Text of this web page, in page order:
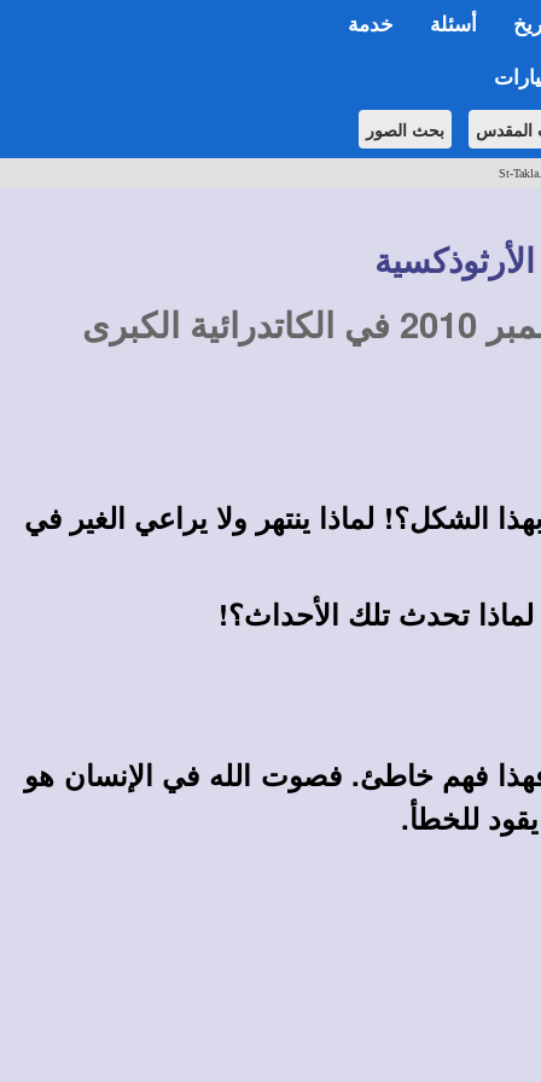
أسئلة خدمة
المقدس بحث الصور
St-
عظات مكتوبة لقداسة البابا شنودة الثالث - التاريخ: عظة الأربعاء 8 ديسمبر 2010 في الكاتدرائية الكبرى
الشكل؟! لماذا ينتهر ولا يراعي الغير في
لماذا تحدث تلك الأحداث؟!
فهم خاطئ. فصوت الله في الإنسان هو
للخطأ.